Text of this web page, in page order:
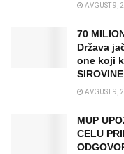
AVGUST 9,
70
Država
one koji
SIROVINE
AVGUST 9,
MUP
CELU